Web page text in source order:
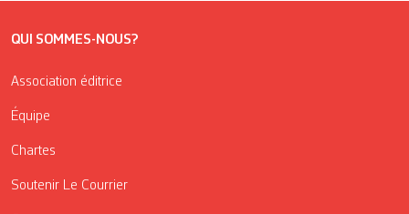
QUI SOMMES-NOUS?
Association éditrice
Équipe
Chartes
Soutenir Le Courrier